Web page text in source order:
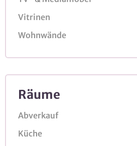
Vitrinen
Wohnwände
Räume
Abverkauf
Küche